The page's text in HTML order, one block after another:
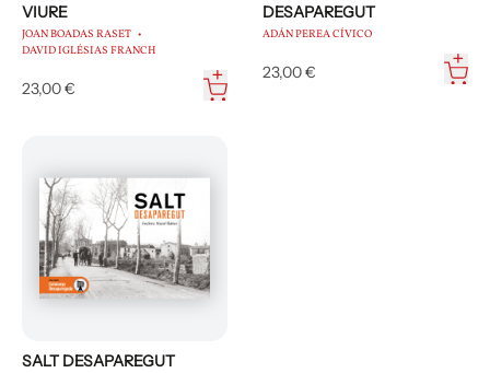
VIURE
JOAN BOADAS RASET
DAVID IGLÉSIAS FRANCH
23,00 €
DESAPAREGUT
ADÁN PEREA CÍVICO
23,00 €
SALT DESAPAREGUT